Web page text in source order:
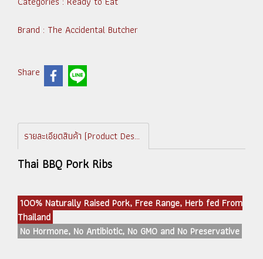
Brand : The Accidental Butcher
Share
รายละเอียดสินค้า (Product Description)
Thai BBQ Pork Ribs
100% Naturally Raised Pork, Free Range, Herb fed From
Thailand
No Hormone, No Antibiotic, No GMO and No Preservative